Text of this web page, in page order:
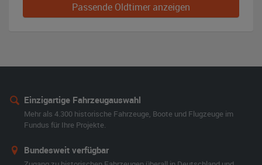
Passende Oldtimer anzeigen
Einzigartige Fahrzeugauswahl
Mehr als 4.300 historische Fahrzeuge, Boote und Flugzeuge im
Fundus für Ihre Projekte.
Bundesweit verfügbar